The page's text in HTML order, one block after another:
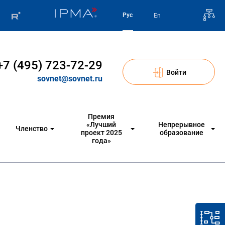
Рус En
(495) 723-72-29
sovnet@sovnet.ru
Войти
Членство
Премия
«Лучший
проект 2025
года»
Непрерывное
образование